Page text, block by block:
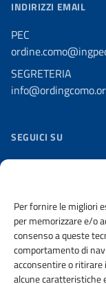
Per fornire le migliori
per memorizzare e/o
consenso a queste
comportamento di
acconsentire o
alcune caratteristiche
INDIRIZZI EMAIL
PEC
SEGRETERIA
SEGUICI SU
Facebook
Youtube
Flickr
Slideshare